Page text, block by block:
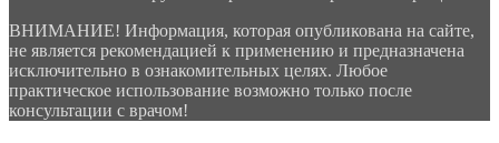
ВНИМАНИЕ! Информация, которая опубликована на сайте,
не является рекомендацией к применению и предназначена
исключительно в ознакомительных целях. Любое
практическое использование возможно только после
консультации с врачом!